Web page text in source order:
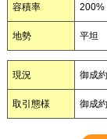
容積率 200%
地勢 平坦
現況 御成
取引態様 御成